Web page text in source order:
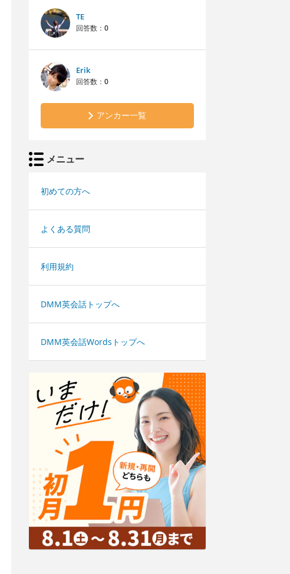
TE
回答数： 0
Erik
回答数： 0
アンカー一覧
メニュー
初めての方へ
よくある質問
利用規約
DMM英会話トップへ
DMM英会話Wordsトップへ